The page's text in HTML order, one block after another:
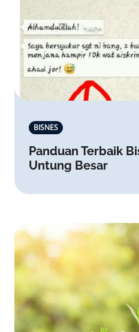
BISNES
Panduan Terbaik
Untung Besar